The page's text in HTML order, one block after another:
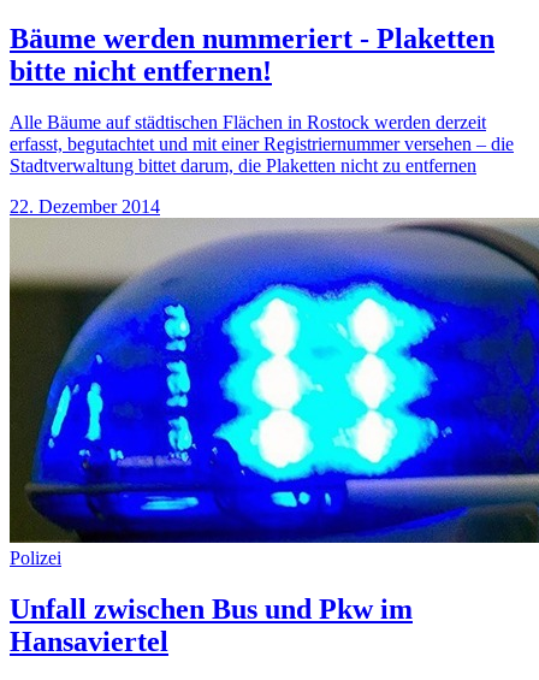
Bäume werden nummeriert - Plaketten
bitte nicht entfernen!
Alle Bäume auf städtischen Flächen in Rostock werden derzeit
erfasst, begutachtet und mit einer Registriernummer versehen – die
Stadtverwaltung bittet darum, die Plaketten nicht zu entfernen
22. Dezember 2014
Polizei
Unfall zwischen Bus und Pkw im
Hansaviertel